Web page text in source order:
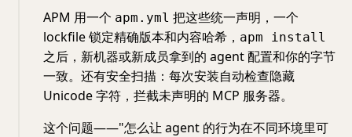
APM 用一个 apm.yml 把这些统一声明，一个
lockfile 锁定精确版本和内容哈希， apm install
之后，新机器或新成员拿到的 agent 配置和你的字节
一致。还有安全扫描：每次安装自动检查隐藏
Unicode 字符，拦截未声明的 MCP 服务器。
这个问题——"怎么让 agent 的行为在不同环境里可